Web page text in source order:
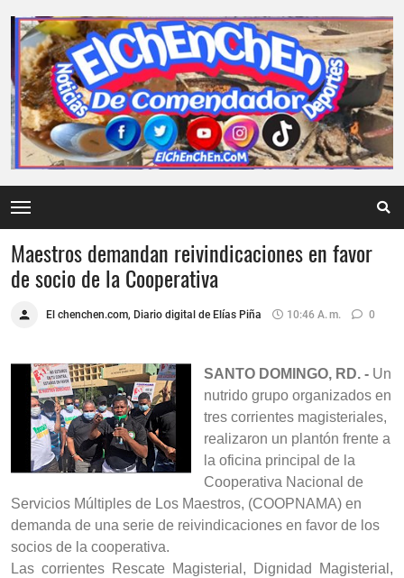
Maestros demandan reivindicaciones en favor
de socio de la Cooperativa
El chenchen.com, Diario digital de Elías Piña 10:46 A. M. 0
SANTO DOMINGO, RD. - Un
nutrido grupo organizados en
tres corrientes magisteriales,
realizaron un plantón frente a
la oficina principal de la
Cooperativa Nacional de
Servicios Múltiples de Los Maestros, (COOPNAMA) en
demanda de una serie de reivindicaciones en favor de los
socios de la cooperativa.
Las corrientes Rescate Magisterial, Dignidad Magisterial,